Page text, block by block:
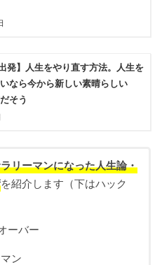
出発】人生をやり直す方法。人生を
なら今から新しい素晴らしい
そう
リーマンになった人生論・
を紹介します（下はハック
ーバー
ン